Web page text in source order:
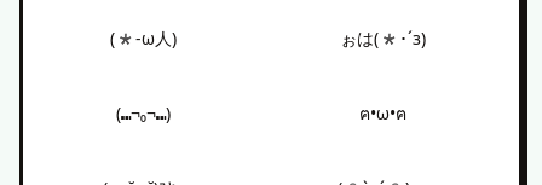
(*-ω人) ぉは(*･´з)
(⑉¬₀¬⑉) ฅ•ω•ฅ